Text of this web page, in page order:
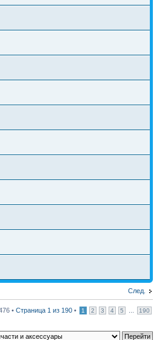
След.
• Страница 1 из 190 • 1 2 3 4 5 190